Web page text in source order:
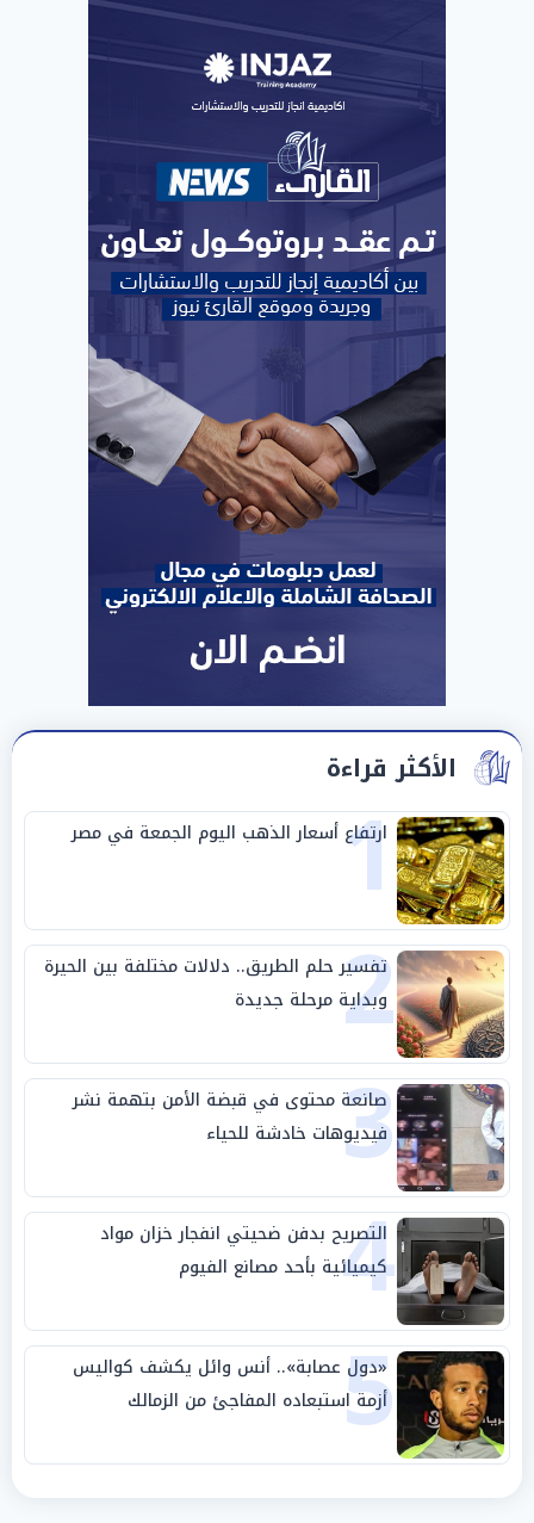
الأكثر قراءة
1
ارتفاع أسعار الذهب اليوم الجمعة في مصر
2
تفسير حلم الطريق.. دلالات مختلفة بين الحيرة
وبداية مرحلة جديدة
3
صانعة محتوى في قبضة الأمن بتهمة نشر
فيديوهات خادشة للحياء
4
التصريح بدفن ضحيتي انفجار خزان مواد
كيميائية بأحد مصانع الفيوم
5
«دول عصابة».. أنس وائل يكشف كواليس
أزمة استبعاده المفاجئ من الزمالك